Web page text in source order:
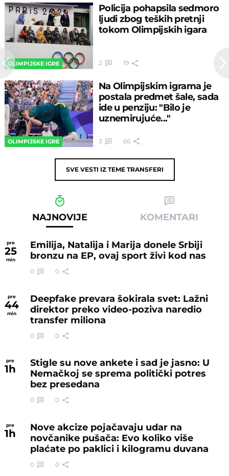
OLIMPIJSKE IGRE
Policija pohapsila sedmoro
ljudi zbog teških pretnji
tokom Olimpijskih igara
2 19
OLIMPIJSKE IGRE
Na Olimpijskim igrama je
postala predmet šale, sada
ide u penziju: "Bilo je
uznemirujuće..."
3 66
SVE VESTI IZ TEME TRANSFERI
NAJNOVIJE KOMENTARI
pre
25
min
Emilija, Natalija i Marija donele Srbiji
bronzu na EP, ovaj sport živi kod nas
0 0
pre
44
min
Deepfake prevara šokirala svet: Lažni
direktor preko video-poziva naredio
transfer miliona
0 0
pre
1h
Stigle su nove ankete i sad je jasno: U
Nemačkoj se sprema politički potres
bez presedana
0 0
pre
1h
Nove akcize pojačavaju udar na
novčanike pušača: Evo koliko više
plaćate po paklici i kilogramu duvana
0 0